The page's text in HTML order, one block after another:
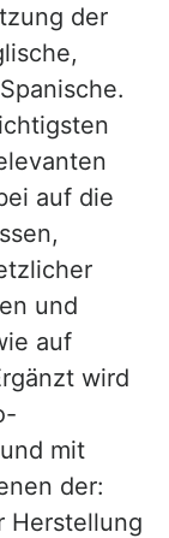
der
auf die
und
auf
wird
mit
der:
Herstellung